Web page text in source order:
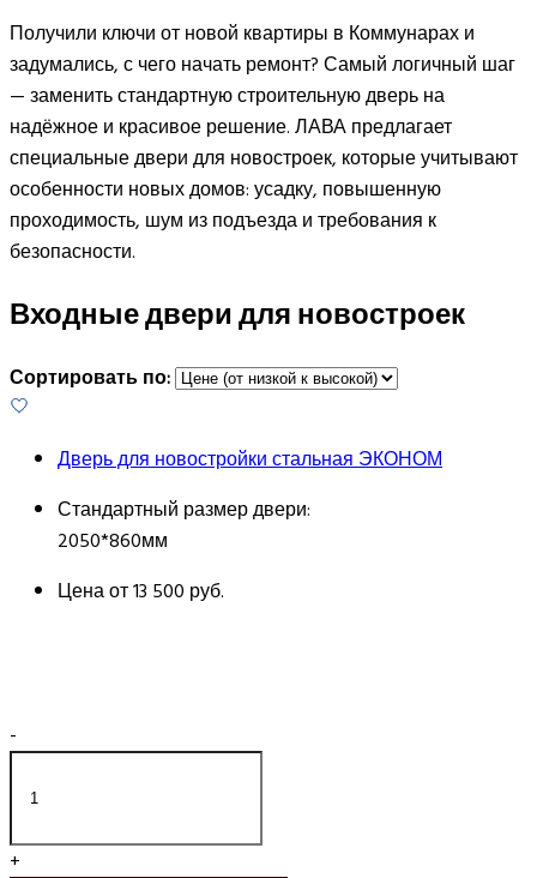
Получили ключи от новой квартиры в Коммунарах и
задумались, с чего начать ремонт? Самый логичный шаг
— заменить стандартную строительную дверь на
надёжное и красивое решение. ЛАВА предлагает
специальные двери для новостроек, которые учитывают
особенности новых домов: усадку, повышенную
проходимость, шум из подъезда и требования к
безопасности.
Входные двери для новостроек
Сортировать по:
Дверь для новостройки стальная ЭКОНОМ
Стандартный размер двери:
2050*860мм
Цена от13 500 руб.
-
+